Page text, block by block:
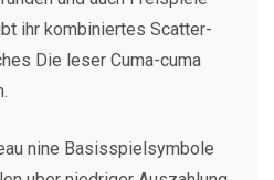
ihr kombiniertes Scatter-
Die leser Cuma-cuma
nine Basisspielsymbole